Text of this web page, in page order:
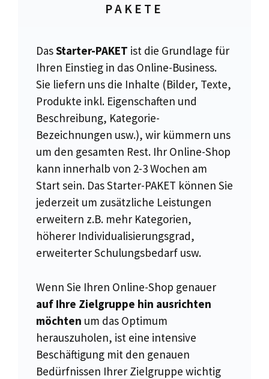
PAKETE
DasStarter-PAKET ist die Grundlage für
Ihren Einstieg in das Online-Business.
Sie liefern uns die Inhalte (Bilder, Texte,
Produkte inkl. Eigenschaften und
Beschreibung, Kategorie-
Bezeichnungen usw.), wir kümmern uns
um den gesamten Rest. Ihr Online-Shop
kann innerhalb von 2-3 Wochen am
Start sein. Das Starter-PAKET können Sie
jederzeit um zusätzliche Leistungen
erweitern z.B. mehr Kategorien,
höherer Individualisierungsgrad,
erweiterter Schulungsbedarf usw.
Wenn Sie Ihren Online-Shop genauer
auf Ihre Zielgruppe hin ausrichten
möchten um das Optimum
herauszuholen, ist eine intensive
Beschäftigung mit den genauen
Bedürfnissen Ihrer Zielgruppe wichtig